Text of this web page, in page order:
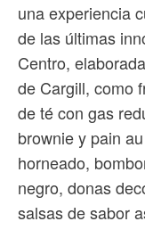
una experiencia
de las últimas
Centro,
de Cargill, como
de té con gas
brownie y pain
horneado,
negro, donas
salsas de sabor